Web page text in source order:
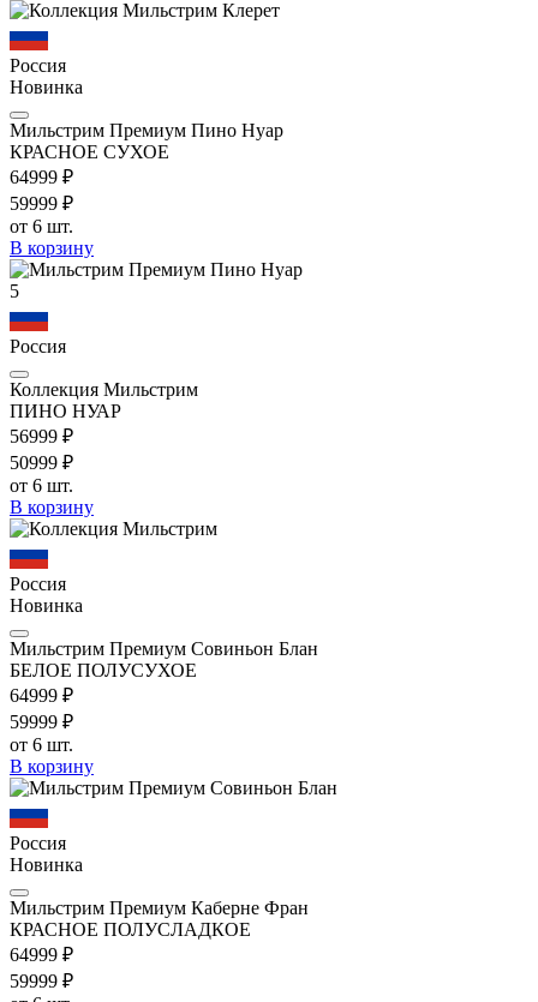
Россия
Новинка
Мильстрим Премиум Пино Нуар
КРАСНОЕ СУХОЕ
64999 ₽
59999 ₽
от 6 шт.
В корзину
5
Россия
Коллекция Мильстрим
ПИНО НУАР
56999 ₽
50999 ₽
от 6 шт.
В корзину
Россия
Новинка
Мильстрим Премиум Совиньон Блан
БЕЛОЕ ПОЛУСУХОЕ
64999 ₽
59999 ₽
от 6 шт.
В корзину
Россия
Новинка
Мильстрим Премиум Каберне Фран
КРАСНОЕ ПОЛУСЛАДКОЕ
64999 ₽
59999 ₽